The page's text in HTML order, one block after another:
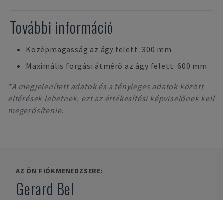
További információ
Középmagasság az ágy felett: 300 mm
Maximális forgási átmérő az ágy felett: 600 mm
*A megjelenített adatok és a tényleges adatok között
eltérések lehetnek, ezt az értékesítési képviselőnek kell
megerősítenie.
AZ ÖN FIÓKMENEDZSERE:
Gerard Bel